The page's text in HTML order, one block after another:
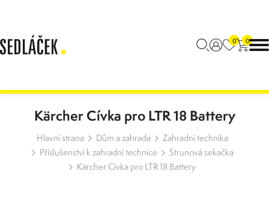
0 0
Kärcher Cívka pro LTR 18 Battery
Hlavní strana Dům a zahrada
Zahradní technika
Příslušenství k zahradní technice
Strunová sekačka
Kärcher Cívka pro LTR 18 Battery